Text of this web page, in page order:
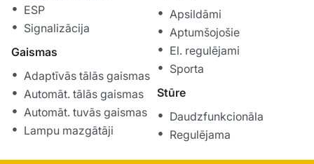
ESP
Signalizācija
Gaismas
Adaptīvās tālās gaismas
Automāt. tālās gaismas
Automāt. tuvās gaismas
Lampu mazgātāji
Apsildāmi
Aptumšojošie
El. regulējami
Sporta
Stūre
Daudzfunkcionāla
Regulējama